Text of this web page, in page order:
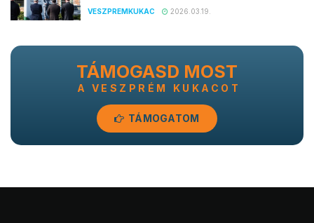
VESZPREMKUKAC 2026.03.19.
TÁMOGASD MOST
A VESZPRÉM KUKACOT
TÁMOGATOM